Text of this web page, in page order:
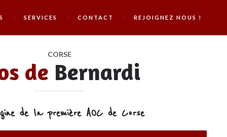
SERVICES CONTACT REJOIGNEZ NOUS !
CORSE
de Bernardi
de la première AOC de Corse